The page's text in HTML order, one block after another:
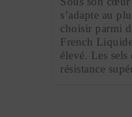
s’adapte au
choisir parmi
French
élevé. Les
résistance